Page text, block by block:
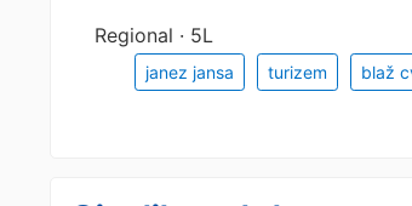
Regional · 5L
janez jansa turizem blaž